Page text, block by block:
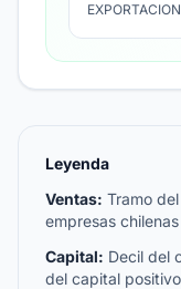
Leyenda
Ventas: Tramo
empresas
Capital: Decil del
del capital